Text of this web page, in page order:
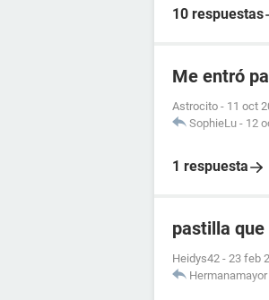
10 respuestas
Me entró
Astrocito - 11 oct
SophieLu - 12
1 respuesta
pastilla
Heidys42 - 23 feb
Hermanamayor